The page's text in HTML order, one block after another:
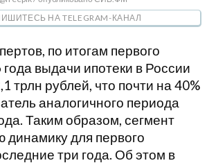
НА TELEGRAM-КАНАЛ
по итогам первого
выдачи ипотеки в России
трлн рублей, что почти на 40%
аналогичного периода
Таким образом, сегмент
динамику для первого
три года. Об этом в